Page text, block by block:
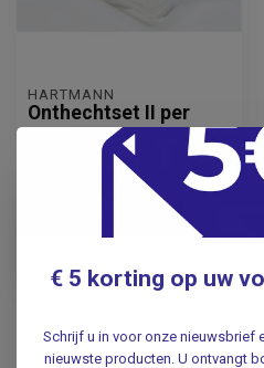
HARTMANN
Onthechtset II per
stuk disposable
Op voorraad
€ 5 korting op uw
Schrijf u in voor onze nieuwsbrief
nieuwste producten. U ontvangt